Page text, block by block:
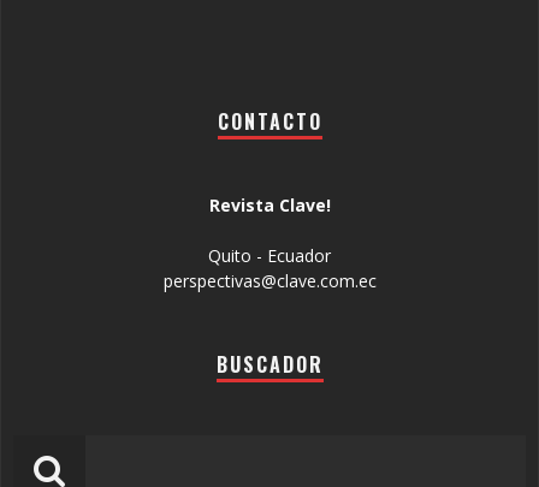
CONTACTO
Revista Clave!
Quito - Ecuador
perspectivas@clave.com.ec
BUSCADOR